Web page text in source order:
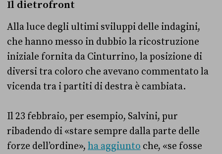
Il dietrofront
Alla luce degli ultimi sviluppi delle indagini,
che hanno messo in dubbio la ricostruzione
iniziale fornita da Cinturrino, la posizione di
diversi tra coloro che avevano commentato la
vicenda tra i partiti di destra è cambiata.
Il 23 febbraio, per esempio, Salvini, pur
ribadendo di «stare sempre dalla parte delle
forze dell’ordine», ha aggiunto che, «se fosse